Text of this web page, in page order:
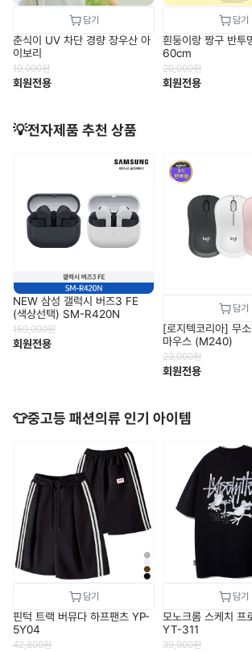
춘식이 UV 차단 경량 장우산 아
이보리
19,000원
회원전용
흰둥이랑 짱구 반투
60cm
20,000원
회원전용
💡전자제품 추천 상품
NEW 삼성 갤럭시 버즈3 FE
(색상선택) SM-R420N
159,000원
회원전용
[로지텍코리아] 무
마우스 (M240)
23,000원
회원전용
👕중고등 패션의류 인기 아이템
핀턱 트랙 버뮤다 하프팬츠 YP-
5Y04
42,800원
모노크롬 스케치 프
YT-311
39,900원